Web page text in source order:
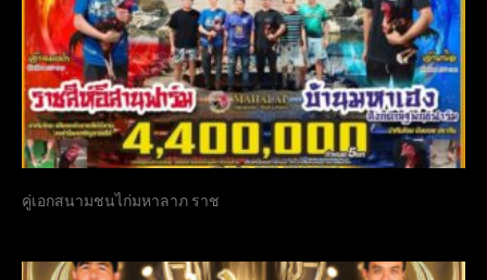
คู่เอกสนามชนไก่มหาลาภ ราช